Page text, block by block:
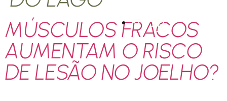
PT
MÚSCULOS FRACOS
AUMENTAM O RISCO
DE LESÃO NO JOELHO?